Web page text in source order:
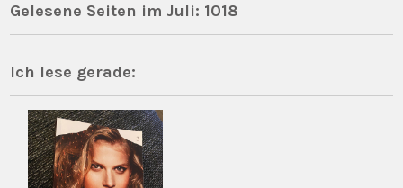
Gelesene Seiten im Juli: 1018
Ich lese gerade: